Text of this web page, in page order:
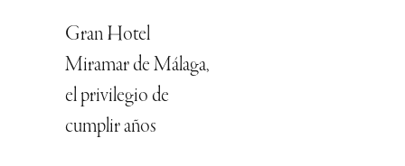
Gran Hotel
Miramar de Málaga,
el privilegio de
cumplir años